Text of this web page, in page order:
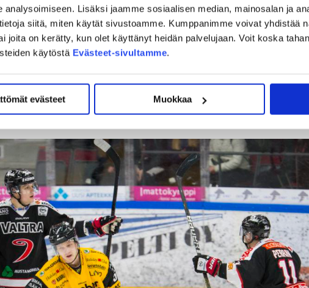
analysoimiseen. Lisäksi jaamme sosiaalisen median, mainosalan ja
siitä, miten käytät sivustoamme. Kumppanimme voivat yhdistää
joita on kerätty, kun olet käyttänyt heidän palvelujaan. Voit koska
käytöstä Evästeet-sivultamme.
evästeet Muokkaa
tilanteessa vartioi hurrikaanikippariJuha-Pekka Hytönen, joka
mailaa aisoissa ratkaisevalla hetkellä.
niitä viimeisen erä kahta peräkkäistä jäähyä. Siihen oikeastaan
sai juuri sen aavistuksen hyökkäyspelin paremmin käyntiin ja
Tilanteen seurauksena he saivat kiekon maaliin,